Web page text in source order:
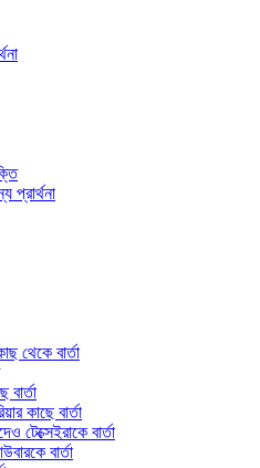
প্রার্থনা
থেকে বার্তা
বার্তা
কাছে বার্তা
টেক্সেইরাকে বার্তা
বার্তা